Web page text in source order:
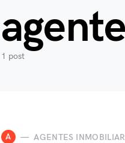
1 post
A AGENTES